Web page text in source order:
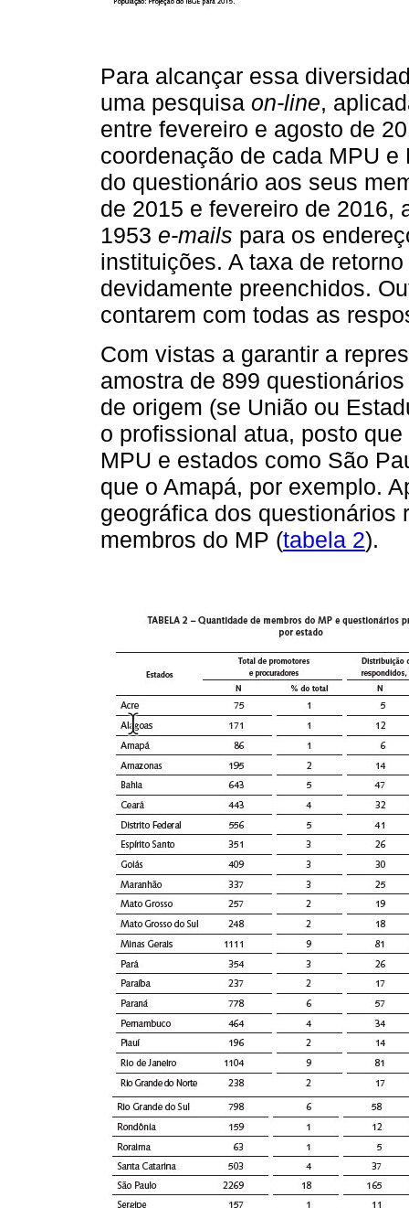
Para alcançar essa
uma pesquisa on‑line,
entre fevereiro e agosto de
coordenação de cada MPU
do questionário aos seus
de 2015 e fevereiro de 2016,
1953 e‑mails para os
instituições. A taxa de
devidamente preenchidos.
contarem com todas as
Com vistas a garantir a
amostra de 899
de origem (se União ou
o profissional atua, posto
MPU e estados como São
que o Amapá, por exemplo.
geográfica dos questionários
membros do MP (tabela 2).